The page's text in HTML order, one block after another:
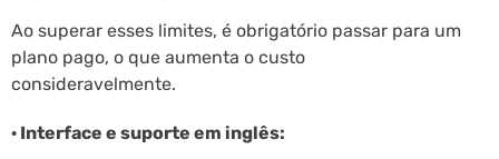
Ao superar esses limites, é obrigatório passar para um
plano pago, o que aumenta o custo
consideravelmente.
· Interface e suporte em inglês: